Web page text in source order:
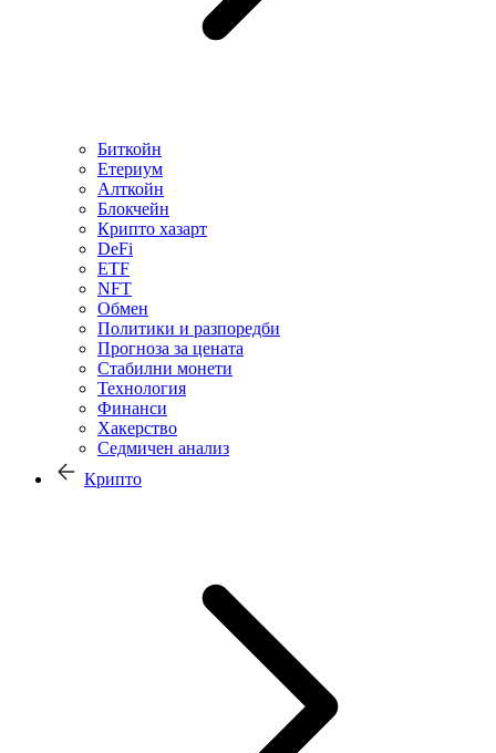
Биткойн
Етериум
Алткойн
Блокчейн
Крипто хазарт
DeFi
ETF
NFT
Обмен
Политики и разпоредби
Прогноза за цената
Стабилни монети
Технология
Финанси
Хакерство
Седмичен анализ
Крипто